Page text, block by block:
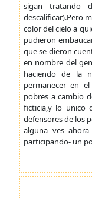
sigan tratando
descalificar).Pero
color del cielo a
pudieron
que se dieron
en nombre del
haciendo de la
permanecer en
pobres a cambio
ficticia,y lo unico
defensores de los
alguna ves
participando- un